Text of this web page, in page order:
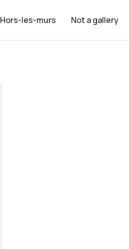
Hors-les-murs Not a gallery